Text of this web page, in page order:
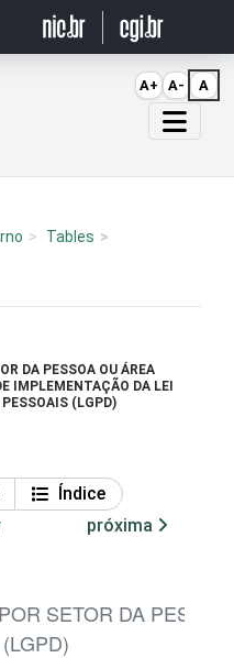
Tables
DA PESSOA OU ÁREA
IMPLEMENTAÇÃO DA LEI
PESSOAIS (LGPD)
Índice
próxima
SETOR DA
A+ A- A